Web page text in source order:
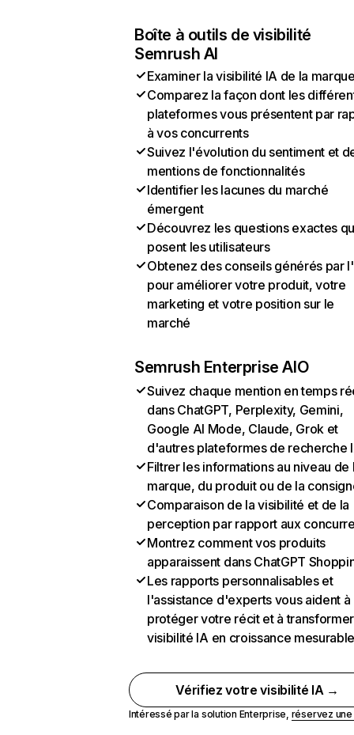
Boîte à outils de visibilité
Semrush AI
Examiner la visibilité IA de la
Comparez la façon dont les
plateformes vous présentent par
à vos concurrents
Suivez l'évolution du sentiment et
mentions de fonctionnalités
Identifier les lacunes du marché
émergent
Découvrez les questions exactes
posent les utilisateurs
Obtenez des conseils générés par
pour améliorer votre produit, votre
marketing et votre position sur le
marché
Semrush Enterprise AIO
Suivez chaque mention en temps
dans ChatGPT, Perplexity, Gemini,
Google AI Mode, Claude, Grok et
d'autres plateformes de recherche
Filtrer les informations au niveau de
marque, du produit ou de la
Comparaison de la visibilité et de la
perception par rapport aux
Montrez comment vos produits
apparaissent dans ChatGPT
Les rapports personnalisables et
l'assistance d'experts vous aident à
protéger votre récit et à
visibilité IA en croissance
Vérifiez votre visibilité IA →
Intéressé par la solution Enterprise, réservez